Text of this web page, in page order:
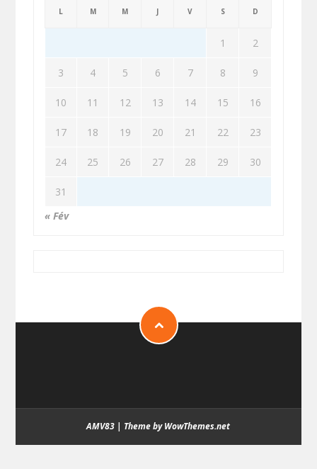
L M M J V S D
1 2
3 4 5 6 7 8 9
10 11 12 13 14 15 16
17 18 19 20 21 22 23
24 25 26 27 28 29 30
31
« Fév
AMV83 | Theme by WowThemes.net